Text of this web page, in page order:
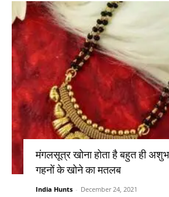
मंगलसूत्र खोना होता है बहुत ही
गहनों के खोने का मतलब
India Hunts - December 24, 2021